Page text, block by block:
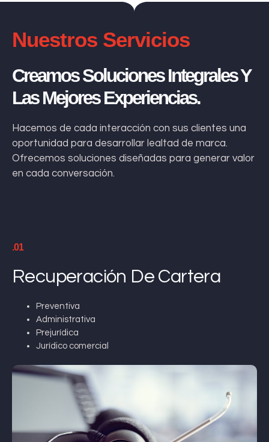
Nuestros Servicios
Creamos Soluciones Integrales Y
Las Mejores Experiencias.
Hacemos de cada interacción con sus clientes una
oportunidad para desarrollar lealtad de marca.
Ofrecemos soluciones diseñadas para generar valor
en cada conversación.
.01
Recuperación De Cartera
Preventiva
Administrativa
Prejurídica
Jurídico comercial